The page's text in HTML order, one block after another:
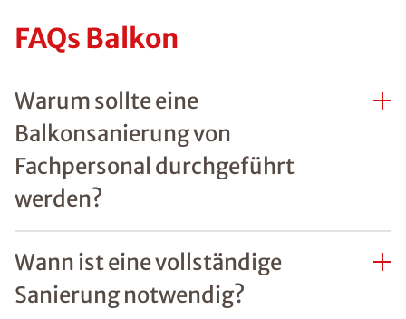
FAQs Balkon
Warum sollte eine
Balkonsanierung von
Fachpersonal durchgeführt
werden?
Wann ist eine vollständige
Sanierung notwendig?